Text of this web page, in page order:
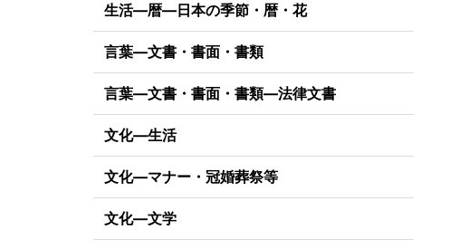
生活―暦―日本の季節・暦・花
言葉―文書・書面・書類
言葉―文書・書面・書類―法律文書
文化―生活
文化―マナー・冠婚葬祭等
文化―文学